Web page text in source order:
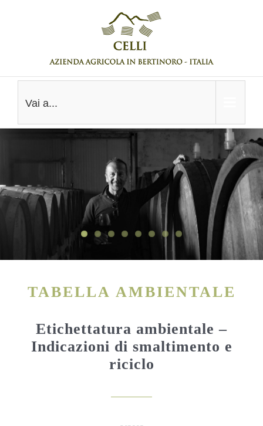
Vai a...
TABELLA AMBIENTALE
Etichettatura ambientale –
Indicazioni di smaltimento e
riciclo